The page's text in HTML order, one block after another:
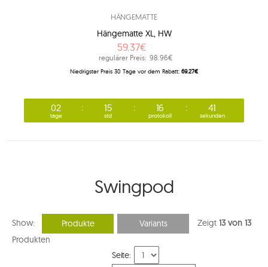
HÄNGEMATTE
Hängematte XL, HW
59.37€
regulärer Preis: 98.96€
Niedrigster Preis 30 Tage vor dem Rabatt: 69.27€
02
tage
15
std
16
protokoll
40
sekunden
Swingpod
Show: Produkte Variants Zeigt 13 von 13
Produkten
Seite: